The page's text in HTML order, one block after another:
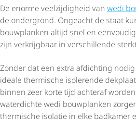
De enorme veelzijdigheid van wedi
de ondergrond. Ongeacht de staat
bouwplanken altijd snel en
zijn verkrijgbaar in verschillende
Zonder dat een extra afdichting nodig
ideale thermische isolerende
binnen zeer korte tijd achteraf
waterdichte wedi bouwplanken
thermische isolatie in elke badkamer